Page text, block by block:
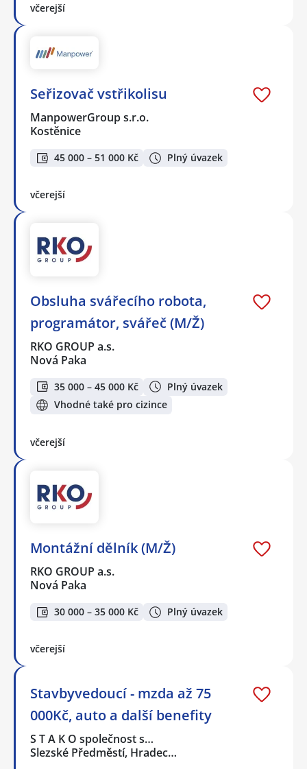
včerejší
Seřizovač vstřikolisu
ManpowerGroup s.r.o.
Kostěnice
45 000 – 51 000 Kč Plný úvazek
včerejší
Obsluha svářecího robota,
programátor, svářeč (M/Ž)
RKO GROUP a.s.
Nová Paka
35 000 – 45 000 Kč
Plný úvazek
Vhodné také pro cizince
včerejší
Montážní dělník (M/Ž)
RKO GROUP a.s.
Nová Paka
30 000 – 35 000 Kč Plný úvazek
včerejší
Stavbyvedoucí - mzda až 75
000Kč, auto a další benefity
S T A K O společnost s…
Slezské Předměstí, Hradec…